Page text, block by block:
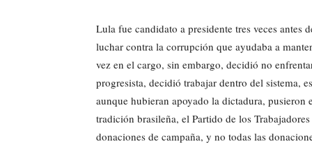
Lula fue candidato a presidente tres veces antes
luchar contra la corrupción que ayudaba a
vez en el cargo, sin embargo, decidió no
progresista, decidió trabajar dentro del sistema,
aunque hubieran apoyado la dictadura,
tradición brasileña, el Partido de los
donaciones de campaña, y no todas las